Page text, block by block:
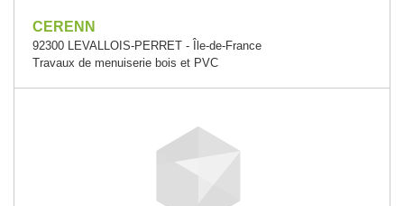
CERENN
92300 LEVALLOIS-PERRET - Île-de-France
Travaux de menuiserie bois et PVC